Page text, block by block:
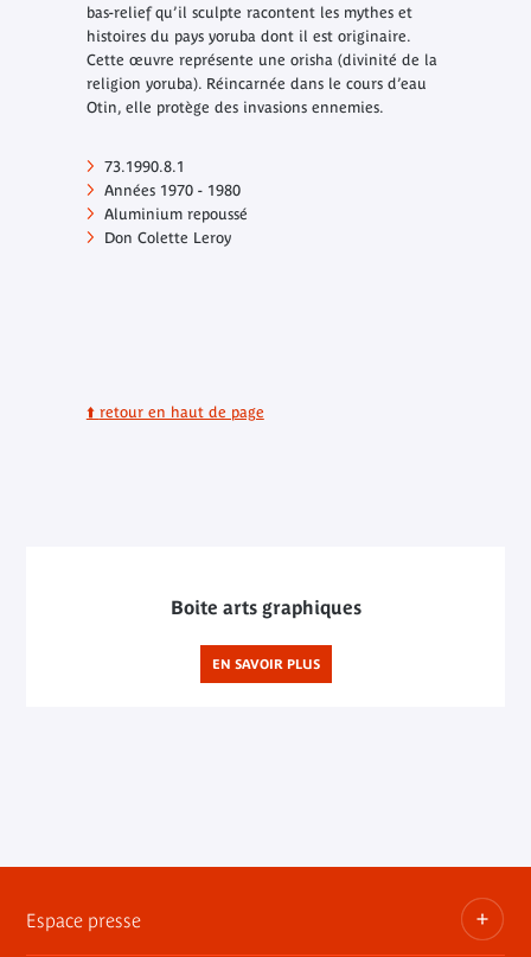
bas-relief qu’il sculpte racontent les mythes et
histoires du pays yoruba dont il est originaire.
Cette œuvre représente une orisha (divinité de la
religion yoruba). Réincarnée dans le cours d’eau
Otin, elle protège des invasions ennemies.
73.1990.8.1
Années 1970 - 1980
Aluminium repoussé
Don Colette Leroy
⬆️ retour en haut de page
Boite arts graphiques
EN SAVOIR PLUS
Espace presse